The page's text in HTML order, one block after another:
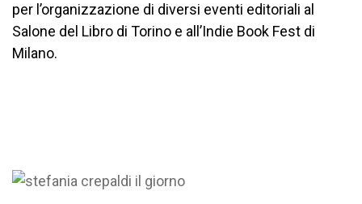
per l’organizzazione di diversi eventi editoriali al
Salone del Libro di Torino e all’Indie Book Fest di
Milano.